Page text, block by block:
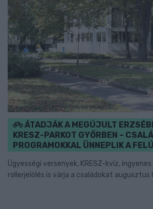
ÁTADJÁK A MEGÚJULT
KRESZ-PARKOT GYŐRBEN –
PROGRAMOKKAL ÜNNEPLIK A
Ügyességi versenyek, KRESZ-kvíz,
rollerjelölés is várja a családokat augusztus